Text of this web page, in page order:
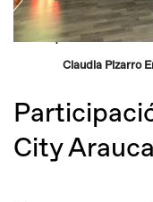
De izquierda a
Claudia Pizarro
City